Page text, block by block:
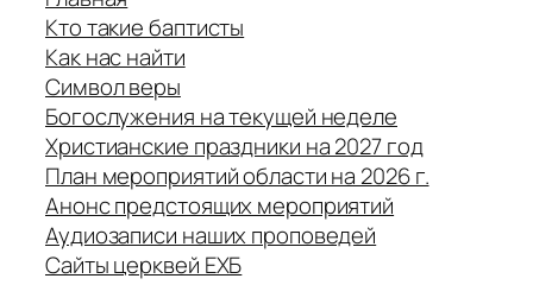
Кто такие баптисты
Как нас найти
Символ веры
Богослужения на текущей неделе
Христианские праздники на 2027 год
План мероприятий области на 2026 г.
Анонс предстоящих мероприятий
Аудиозаписи наших проповедей
Сайты церквей ЕХБ